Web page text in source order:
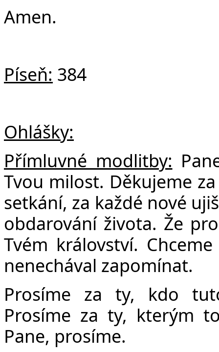
Amen.
Píseň: 384
Ohlášky:
Přímluvné modlitby:
Tvou milost. Děkujeme
setkání, za každé nové
obdarování života. Že
Tvém království.
nenechával zapomínat.
Prosíme za ty, kdo
Prosíme za ty, kterým
Pane, prosíme.